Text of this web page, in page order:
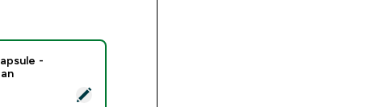
D3 in capsule - 30Softgel - Vegan
-
price